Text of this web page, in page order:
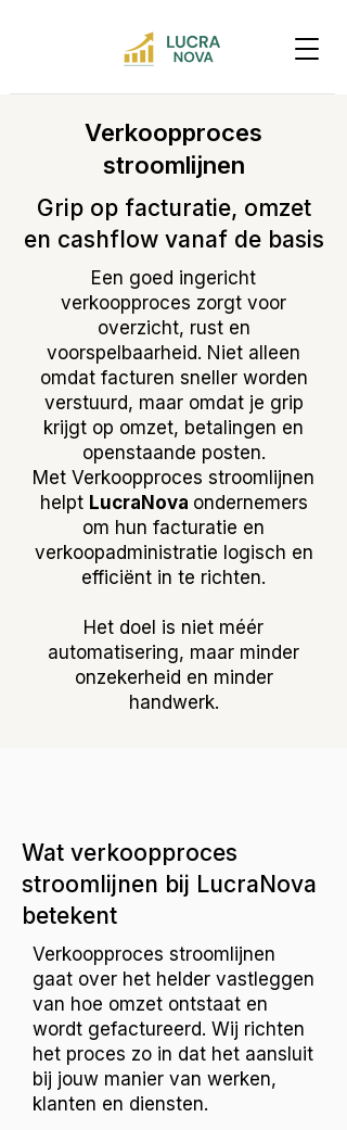
Verkoopproces
stroomlijnen
Grip op facturatie, omzet
en cashflow vanaf de basis
Een goed ingericht
verkoopproces zorgt voor
overzicht, rust en
voorspelbaarheid. Niet alleen
omdat facturen sneller worden
verstuurd, maar omdat je grip
krijgt op omzet, betalingen en
openstaande posten.
Met Verkoopproces stroomlijnen
helpt LucraNova ondernemers
om hun facturatie en
verkoopadministratie logisch en
efficiënt in te richten.
Het doel is niet méér
automatisering, maar minder
onzekerheid en minder
handwerk.
Wat verkoopproces
stroomlijnen bij LucraNova
betekent
Verkoopproces stroomlijnen
gaat over het helder vastleggen
van hoe omzet ontstaat en
wordt gefactureerd. Wij richten
het proces zo in dat het aansluit
bij jouw manier van werken,
klanten en diensten.